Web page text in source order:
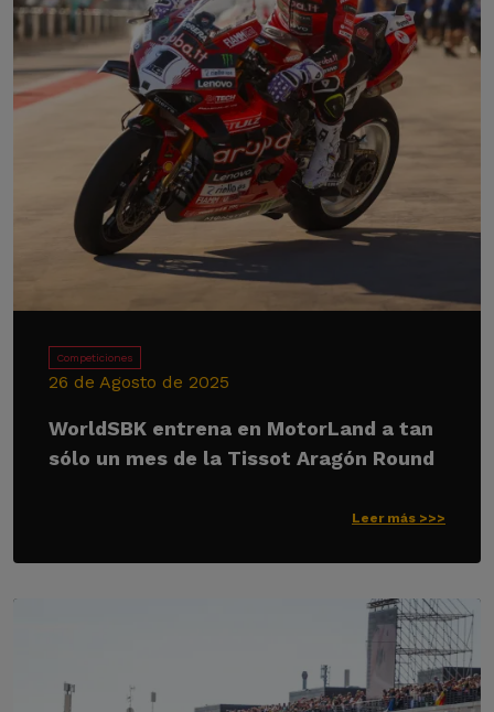
Competiciones
26 de Agosto de 2025
WorldSBK entrena en MotorLand a tan
sólo un mes de la Tissot Aragón Round
Leer más >>>